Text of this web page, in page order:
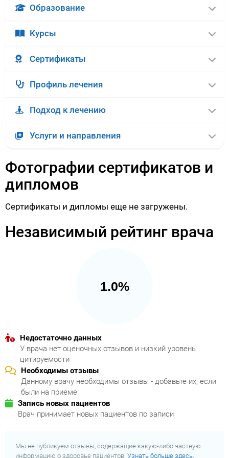
Образование
Курсы
Сертификаты
Профиль лечения
Подход к лечению
Услуги и направления
Фотографии сертификатов и
дипломов
Сертификаты и дипломы еще не загружены.
Независимый рейтинг врача
1.0%
Недостаточно данных
У врача нет оценочных отзывов и низкий уровень
цитируемости
Необходимы отзывы
Данному врачу необходимы отзывы - добавьте их, если
были на приеме
Запись новых пациентов
Врач принимает новых пациентов по записи
Мы не публикуем отзывы, содержащие какую-либо частную
информацию о здоровье пациентов. Узнать больше здесь.